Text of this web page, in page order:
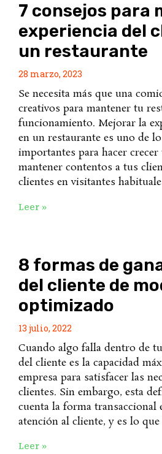
7 consejos para
experiencia del
un restaurante
28 marzo, 2023
Se necesita más que una
creativos para mantener tu
funcionamiento. Mejorar la
en un restaurante es uno de
importantes para hacer
mantener contentos a tus
clientes en visitantes
Leer »
8 formas de
del cliente de
optimizado
13 julio, 2022
Cuando algo falla dentro de
del cliente es la capacidad
empresa para satisfacer las
clientes. Sin embargo, esta
cuenta la forma transaccional
atención al cliente, y es lo
Leer »